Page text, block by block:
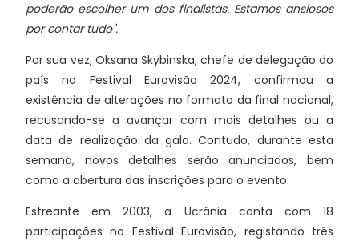
poderão escolher um dos finalistas. Estamos ansiosos
por contar tudo".
Por sua vez, Oksana Skybinska, chefe de delegação do
país no Festival Eurovisão 2024, confirmou a
existência de alterações no formato da final nacional,
recusando-se a avançar com mais detalhes ou a
data de realização da gala. Contudo, durante esta
semana, novos detalhes serão anunciados, bem
como a abertura das inscrições para o evento.
Estreante em 2003, a Ucrânia conta com 18
participações no Festival Eurovisão, registando três